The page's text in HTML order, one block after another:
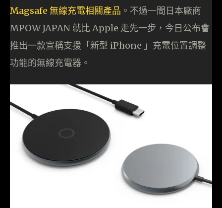
Magsafe 無線充電相關產品 。不過一間日本廠商
MPOW JAPAN 就比 Apple 走先一步，今日公布會
推出一款宣稱支援「新型 iPhone 」充電位置調整
功能的無線充電器。